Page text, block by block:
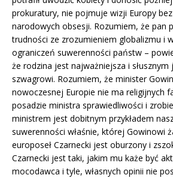
prokuratury, nie pojmuje wizji Europy
narodowych obsesji. Rozumiem, że pan
trudności ze zrozumieniem globalizmu i
ograniczeń suwerenności państw –
że rodzina jest najważniejsza i słusznym
szwagrowi. Rozumiem, że minister
nowoczesnej Europie nie ma religijnych
posadzie ministra sprawiedliwości i
ministrem jest dobitnym przykładem
suwerenności właśnie, której Gowinowi
europoseł Czarnecki jest oburzony i
Czarnecki jest taki, jakim mu każe być
mocodawca i tyle, własnych opinii nie